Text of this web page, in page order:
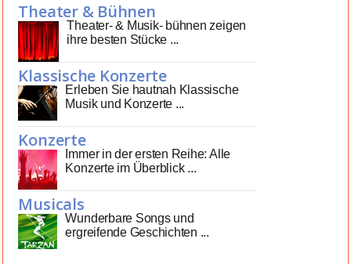
Theater & Bühnen
Theater- & Musik- bühnen zeigen
ihre besten Stücke ...
Klassische Konzerte
Erleben Sie hautnah Klassische
Musik und Konzerte ...
Konzerte
Immer in der ersten Reihe: Alle
Konzerte im Überblick ...
Musicals
Wunderbare Songs und
ergreifende Geschichten ...